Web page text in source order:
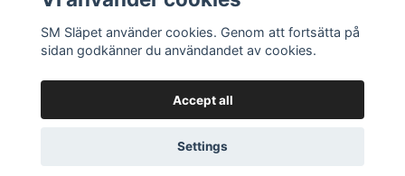
Social Media
© 2026 SM Släpet AB
SM Släpet använder cookies. Genom att fortsätta på
sidan godkänner du användandet av cookies.
Accept all
Settings